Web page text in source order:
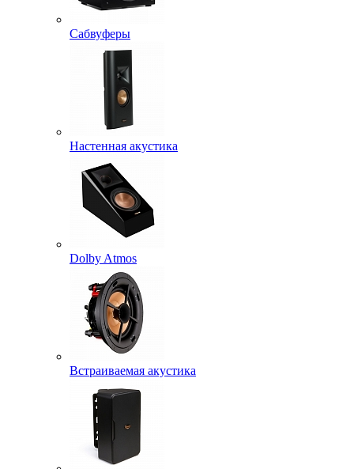
Сабвуферы
Настенная акустика
Dolby Atmos
Встраиваемая акустика